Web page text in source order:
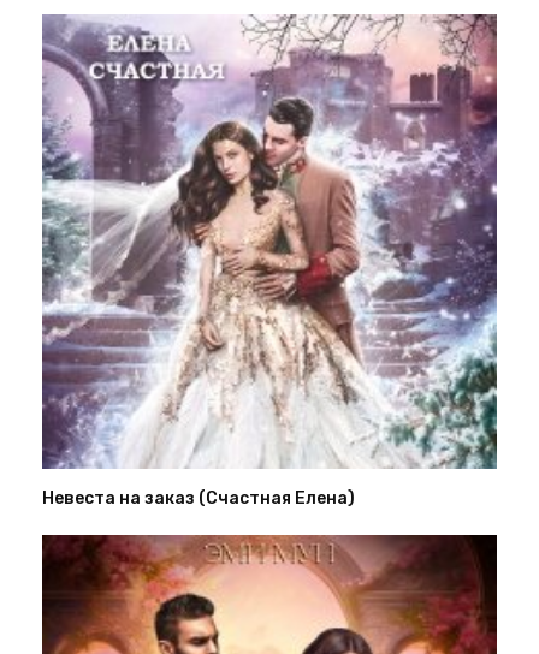
Невеста на заказ (Счастная Елена)